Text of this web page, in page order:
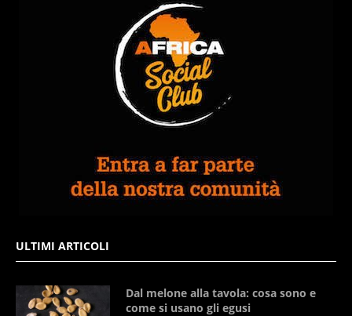
ULTIMI ARTICOLI
Dal melone alla tavola: cosa sono e
come si usano gli egusi